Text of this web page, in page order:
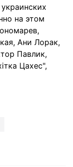
на этом
Ани Лорак,
Павлик,
Цахес",
в Whatsapp
в Messenger
в LinkedIn
news
в Viber
в LinkedIn